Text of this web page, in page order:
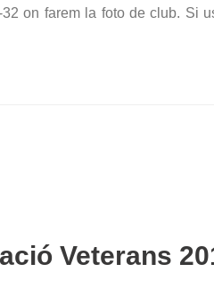
on farem la foto de club. Si
Veterans